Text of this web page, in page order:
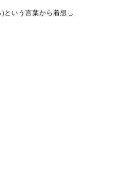
いう言葉から着想し